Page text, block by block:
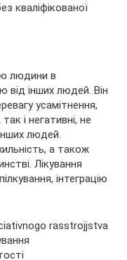
кваліфікованої
людини в
від інших людей. Він
усамітнення,
і негативні, не
людей.
а також
Лікування
інтеграцію